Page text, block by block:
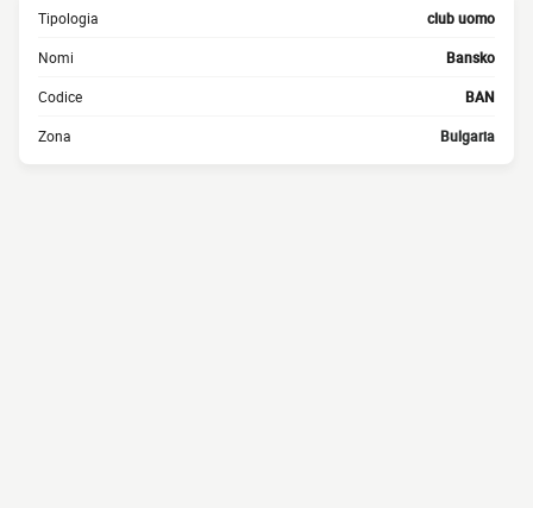
Tipologia club uomo
Nomi Bansko
Codice BAN
Zona Bulgaria